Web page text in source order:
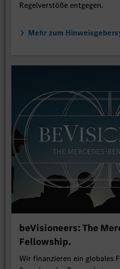
Regelverstöße entgegen.
Mehr zum
beVisioneers: The
Fellowship.
Wir finanzieren ein globales